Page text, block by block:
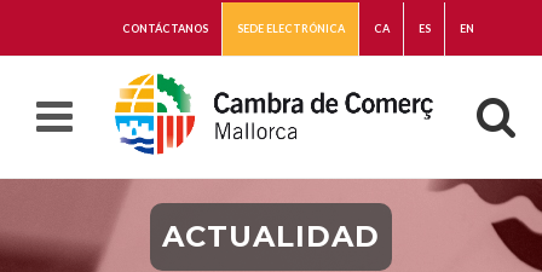
CONTÁCTANOS SEDE ELECTRÓNICA CA ES EN
ACTUALIDAD